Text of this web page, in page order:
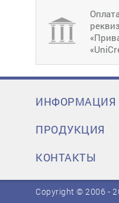
ИНФОРМАЦИЯ
ПРОДУКЦИЯ
КОНТАКТЫ
Copyright © 2006 -